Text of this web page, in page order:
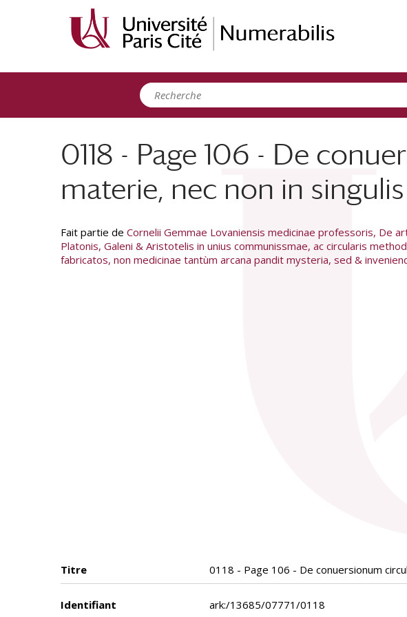
0118 - Page 106 - De
materie, nec non in
Fait partie de Cornelii Gemmae Lovaniensis medicinae professoris, De
Platonis, Galeni & Aristotelis in unius communissmae, ac circularis
fabricatos, non medicinae tantùm arcana pandit mysteria, sed &
Titre 0118 - Page 106 - De conuersionum
Identifiant ark:/13685/07771/0118
Panneau de gestion des cookies